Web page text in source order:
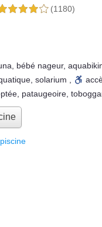
étoiles sur 5 (1180)
bébé nageur,
solarium
pataugeoire